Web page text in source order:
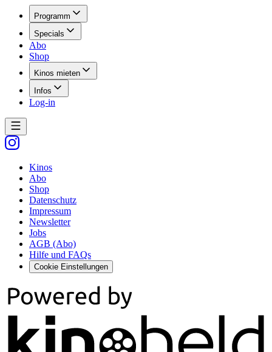
Programm
Specials
Abo
Shop
Kinos mieten
Infos
Log-in
Kinos
Abo
Shop
Datenschutz
Impressum
Newsletter
Jobs
AGB (Abo)
Hilfe und FAQs
Cookie Einstellungen